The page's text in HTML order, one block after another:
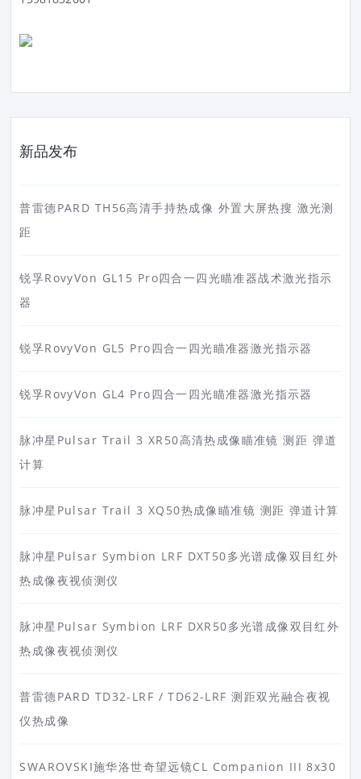
新品发布
普雷德PARD TH56高清手持热成像 外置大屏热搜 激光测
距
锐孚RovyVon GL15 Pro四合一四光瞄准器战术激光指示
器
锐孚RovyVon GL5 Pro四合一四光瞄准器激光指示器
锐孚RovyVon GL4 Pro四合一四光瞄准器激光指示器
脉冲星Pulsar Trail 3 XR50高清热成像瞄准镜 测距 弹道
计算
脉冲星Pulsar Trail 3 XQ50热成像瞄准镜 测距 弹道计算
脉冲星Pulsar Symbion LRF DXT50多光谱成像双目红外
热成像夜视侦测仪
脉冲星Pulsar Symbion LRF DXR50多光谱成像双目红外
热成像夜视侦测仪
普雷德PARD TD32-LRF / TD62-LRF 测距双光融合夜视
仪热成像
SWAROVSKI施华洛世奇望远镜CL Companion III 8x30